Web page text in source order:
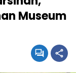
Museum